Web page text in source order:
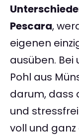
Pescara,
eigenen
ausüben. Bei
Pohl aus
darum, dass
und
voll und